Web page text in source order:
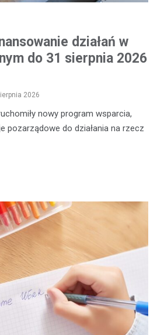
działań w
do 31 sierpnia 2026
2026
nowy program wsparcia,
pozarządowe do działania na rzecz